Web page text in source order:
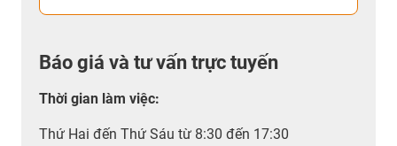
Báo giá và tư vấn trực tuyến
Thời gian làm việc:
Thứ Hai đến Thứ Sáu từ 8:30 đến 17:30